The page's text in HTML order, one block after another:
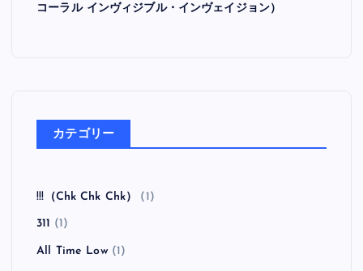
コーラル インヴィジブル・インヴェイジョン）
カテゴリー
!!!（Chk Chk Chk） (1)
311 (1)
All Time Low(1)